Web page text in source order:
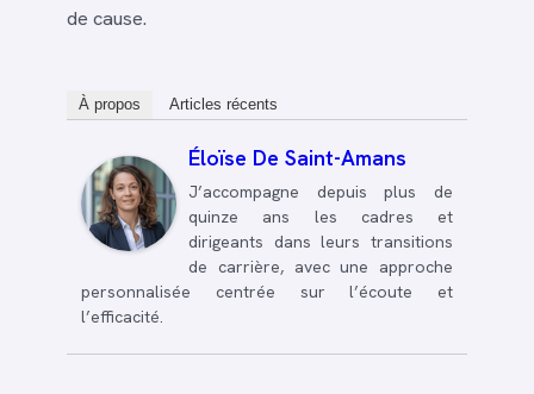
de cause.
À propos Articles récents
Éloïse De Saint-Amans
J’accompagne depuis plus de
quinze ans les cadres et
dirigeants dans leurs transitions
de carrière, avec une approche
personnalisée centrée sur l’écoute et
l’efficacité.